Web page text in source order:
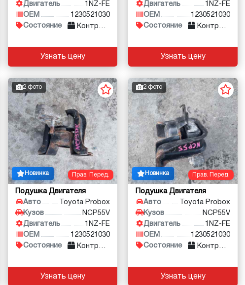
Двигатель
1NZ-FE
OEM
1230521030
Состояние
Контракт
Узнать цену
Двигатель
1NZ-FE
OEM
1230521030
Состояние
Контракт
Узнать цену
Прав. Перед.
2 фото
Новинка
Подушка Двигателя
Авто
Toyota Probox
Кузов
NCP55V
Двигатель
1NZ-FE
OEM
1230521030
Состояние
Контракт
Узнать цену
Прав. Перед.
2 фото
Новинка
Подушка Двигателя
Авто
Toyota Probox
Кузов
NCP55V
Двигатель
1NZ-FE
OEM
1230521030
Состояние
Контракт
Узнать цену